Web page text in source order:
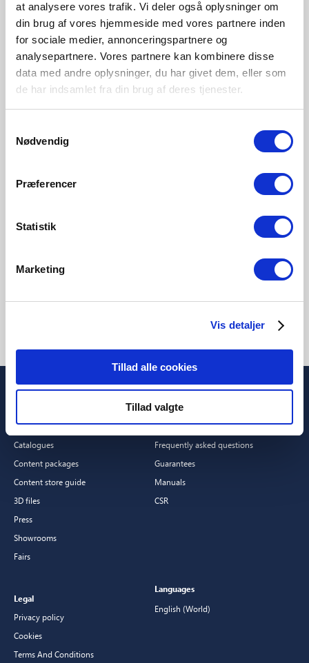
at analysere vores trafik. Vi deler også oplysninger om
din brug af vores hjemmeside med vores partnere inden
for sociale medier, annonceringspartnere og
analysepartnere. Vores partnere kan kombinere disse
data med andre oplysninger, du har givet dem, eller som
de har indsamlet fra din brug af deres tjenester.
Nødvendig
Præferencer
Statistik
Marketing
Vis detaljer
Tillad alle cookies
Tillad valgte
Overall Product Info Specifications Dimensions
Connector for Link rails
Enables cross configuration
IP degree
Area
Plastic
Downloads
Catalogues
Content packages
Content store guide
3D files
Press
Showrooms
Fairs
Customer Service
Contact
Frequently asked questions
Guarantees
Manuals
CSR
Legal
Privacy policy
Cookies
Terms And Conditions
Languages
English (World)